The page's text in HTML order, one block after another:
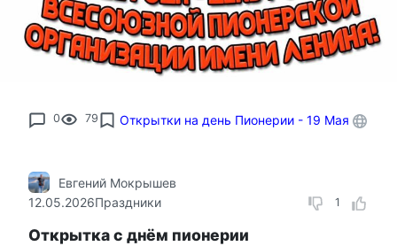
0 79 Открытки на день Пионерии - 19 Мая
1
Евгений Мокрышев
12.05.2026Праздники
Открытка с днём пионерии